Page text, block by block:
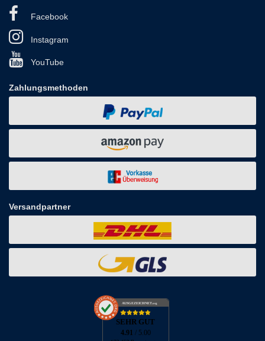
Facebook
Instagram
YouTube
Zahlungsmethoden
Versandpartner
AUSGEZEICHNET.org
SEHR GUT
4.91 / 5.00